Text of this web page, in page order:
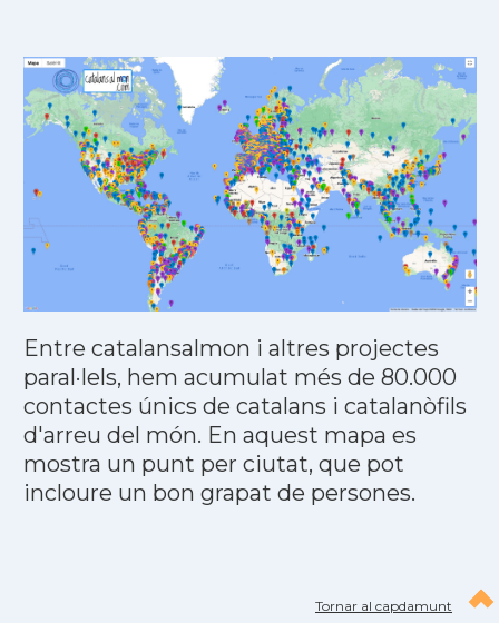
Entre catalansalmon i altres projectes
paral·lels, hem acumulat més de 80.000
contactes únics de catalans i catalanòfils
d'arreu del món. En aquest mapa es
mostra un punt per ciutat, que pot
incloure un bon grapat de persones.
Tornar al capdamunt